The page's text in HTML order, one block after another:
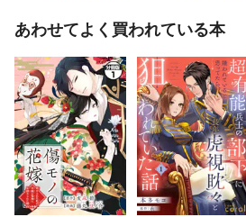
あわせてよく買われている本